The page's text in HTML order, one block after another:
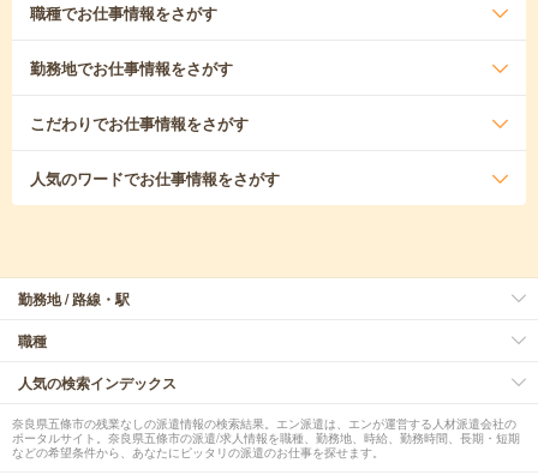
職種でお仕事情報をさがす
勤務地でお仕事情報をさがす
こだわりでお仕事情報をさがす
人気のワードでお仕事情報をさがす
勤務地 / 路線・駅
職種
人気の検索インデックス
奈良県五條市の残業なしの派遣情報の検索結果。エン派遣は、エンが運営する人材派遣会社の
ポータルサイト。奈良県五條市の派遣/求人情報を職種、勤務地、時給、勤務時間、長期・短期
などの希望条件から、あなたにピッタリの派遣のお仕事を探せます。